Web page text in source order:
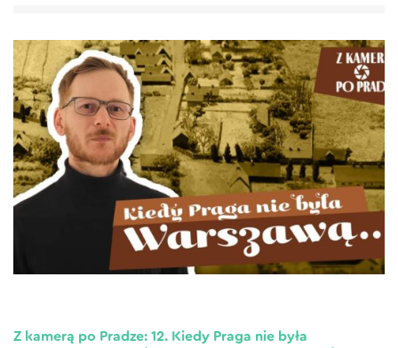
Z kamerą po Pradze: 12. Kiedy Praga nie była